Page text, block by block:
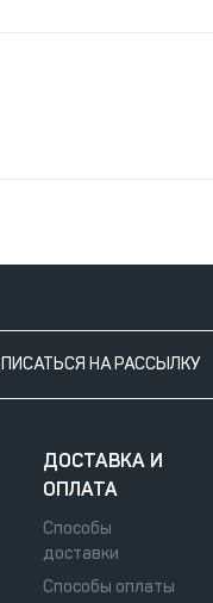
НА РАССЫЛКУ
ДОСТАВКА И
ОПЛАТА
Способы
доставки
Способы оплаты